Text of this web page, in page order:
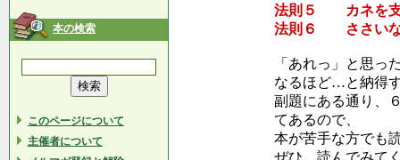
本の検索
このページについて
主催者について
法則５ カネを支
法則６ ささいな
「あれっ」と思っ
なるほど…と納得
副題にある通り、
てあるので、
本が苦手な方でも
ぜひ、読んでみて